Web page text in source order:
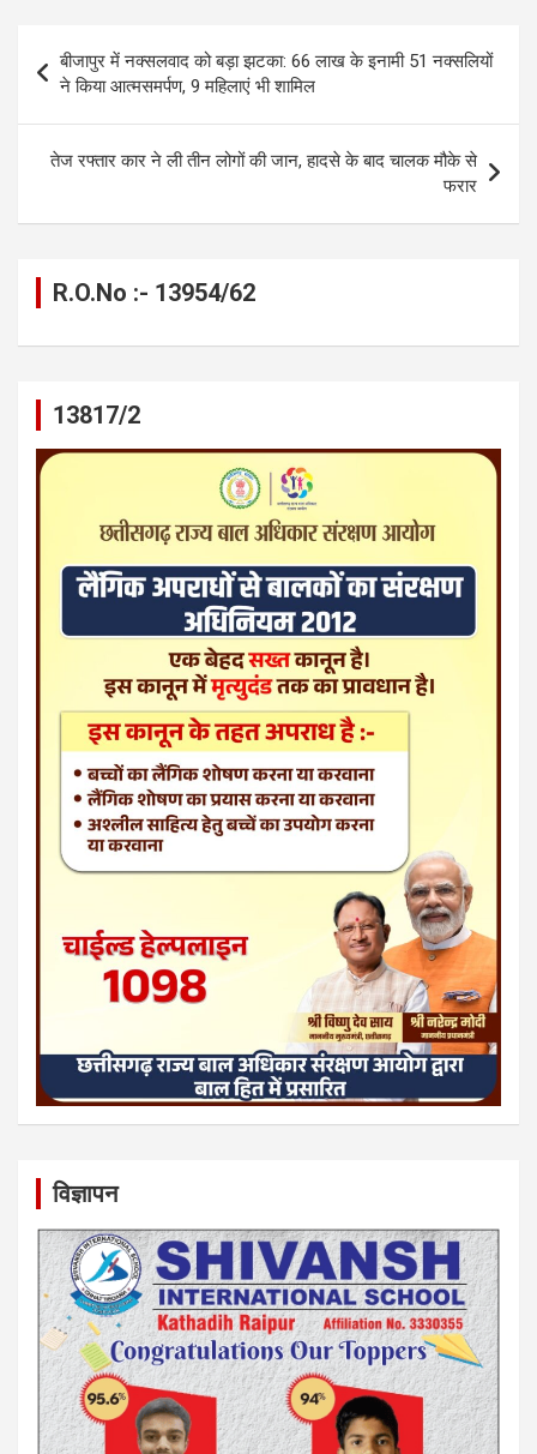
o
o
k
g
er
A
p
p
a
m
n
k
navigation
बीजापुर में नक्सलवाद को बड़ा झटका: 66 लाख के इनामी 51 नक्सलियों
ने किया आत्मसमर्पण, 9 महिलाएं भी शामिल
तेज रफ्तार कार ने ली तीन लोगों की जान, हादसे के बाद चालक मौके से
फरार
R.O.No :- 13954/62
13817/2
विज्ञापन